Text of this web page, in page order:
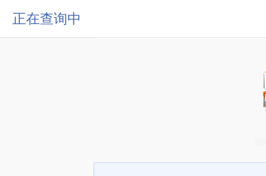
正在查询中